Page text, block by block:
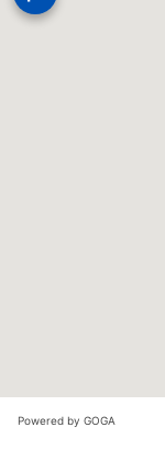
Powered by GOGA